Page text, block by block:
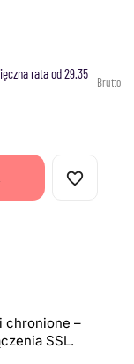
rata od 29.35
Brutto
favorite_border
chronione –
SSL.